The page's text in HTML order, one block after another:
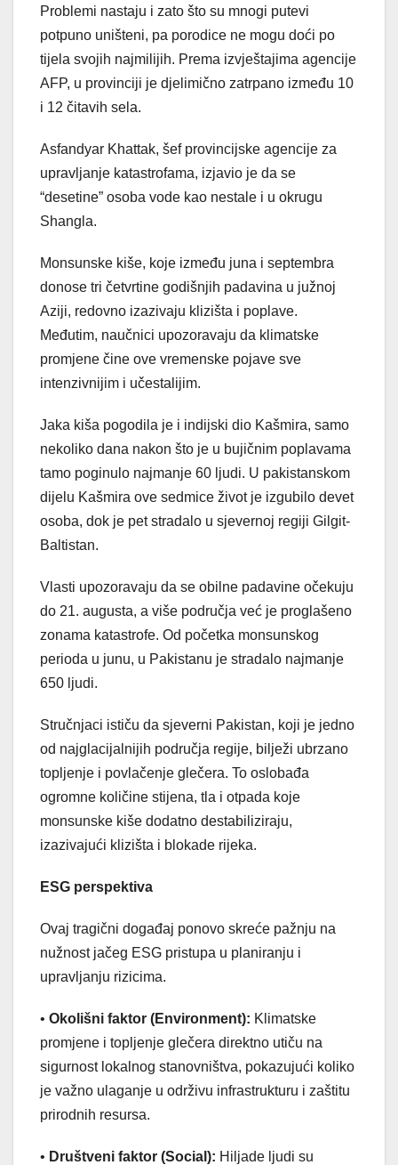
Problemi nastaju i zato što su mnogi putevi
potpuno uništeni, pa porodice ne mogu doći po
tijela svojih najmilijih. Prema izvještajima agencije
AFP, u provinciji je djelimično zatrpano između 10
i 12 čitavih sela.
Asfandyar Khattak, šef provincijske agencije za
upravljanje katastrofama, izjavio je da se
“desetine” osoba vode kao nestale i u okrugu
Shangla.
Monsunske kiše, koje između juna i septembra
donose tri četvrtine godišnjih padavina u južnoj
Aziji, redovno izazivaju klizišta i poplave.
Međutim, naučnici upozoravaju da klimatske
promjene čine ove vremenske pojave sve
intenzivnijim i učestalijim.
Jaka kiša pogodila je i indijski dio Kašmira, samo
nekoliko dana nakon što je u bujičnim poplavama
tamo poginulo najmanje 60 ljudi. U pakistanskom
dijelu Kašmira ove sedmice život je izgubilo devet
osoba, dok je pet stradalo u sjevernoj regiji Gilgit-
Baltistan.
Vlasti upozoravaju da se obilne padavine očekuju
do 21. augusta, a više područja već je proglašeno
zonama katastrofe. Od početka monsunskog
perioda u junu, u Pakistanu je stradalo najmanje
650 ljudi.
Stručnjaci ističu da sjeverni Pakistan, koji je jedno
od najglacijalnijih područja regije, bilježi ubrzano
topljenje i povlačenje glečera. To oslobađa
ogromne količine stijena, tla i otpada koje
monsunske kiše dodatno destabiliziraju,
izazivajući klizišta i blokade rijeka.
ESG perspektiva
Ovaj tragični događaj ponovo skreće pažnju na
nužnost jačeg ESG pristupa u planiranju i
upravljanju rizicima.
• Okolišni faktor (Environment): Klimatske
promjene i topljenje glečera direktno utiču na
sigurnost lokalnog stanovništva, pokazujući koliko
je važno ulaganje u održivu infrastrukturu i zaštitu
prirodnih resursa.
• Društveni faktor (Social): Hiljade ljudi su